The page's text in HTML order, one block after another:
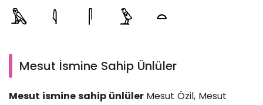
Mesut İsmine Sahip Ünlüler
Mesut ismine sahip ünlüler Mesut Özil, Mesut